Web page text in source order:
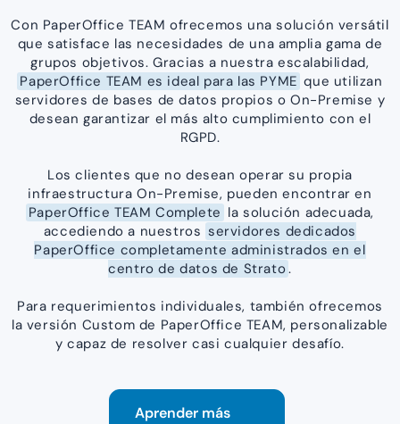
Con PaperOffice TEAM ofrecemos una solución versátil
que satisface las necesidades de una amplia gama de
grupos objetivos. Gracias a nuestra escalabilidad,
PaperOffice TEAM es ideal para las PYME que utilizan
servidores de bases de datos propios o On-Premise y
desean garantizar el más alto cumplimiento con el
RGPD.
Los clientes que no desean operar su propia
infraestructura On-Premise, pueden encontrar en
PaperOffice TEAM Complete la solución adecuada,
accediendo a nuestros servidores dedicados
PaperOffice completamente administrados en el
centro de datos de Strato.
Para requerimientos individuales, también ofrecemos
la versión Custom de PaperOffice TEAM, personalizable
y capaz de resolver casi cualquier desafío.
Aprender más